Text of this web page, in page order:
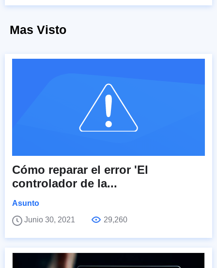
Mas Visto
Cómo reparar el error 'El
controlador de la...
Asunto
Junio 30, 2021
29,260